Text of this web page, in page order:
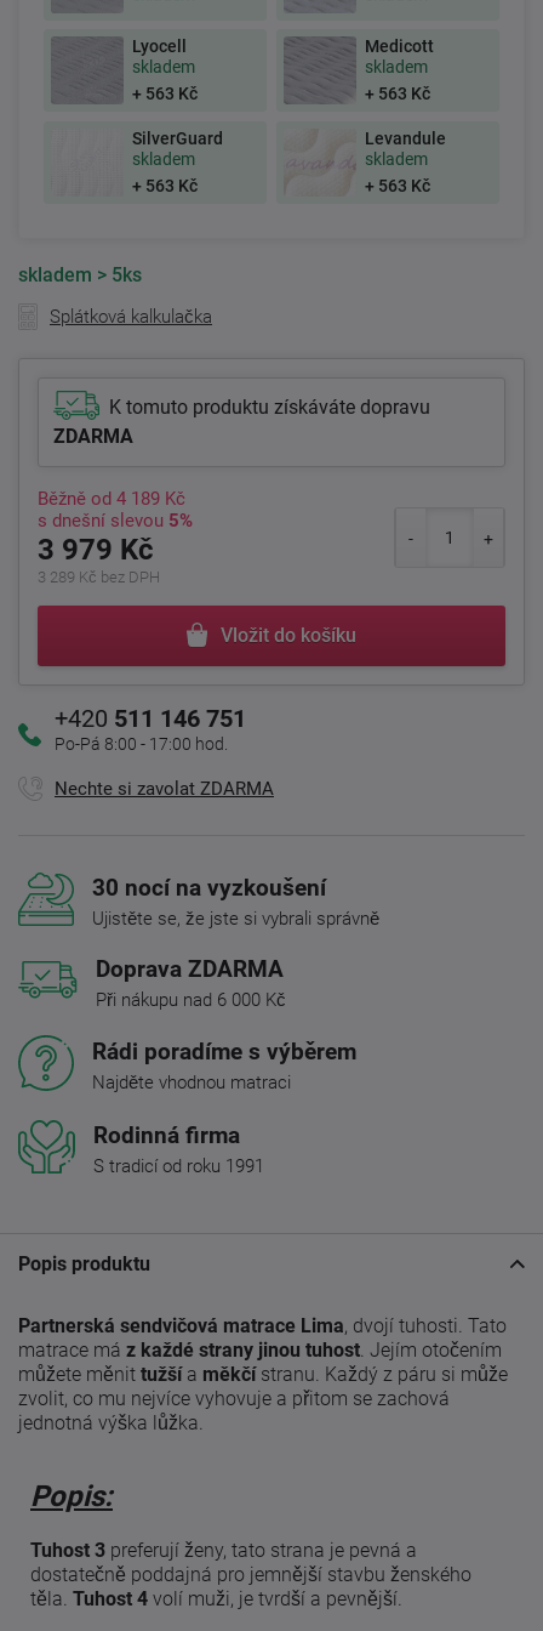
Lyocell
skladem
+ 563 Kč
Medicott
skladem
+ 563 Kč
SilverGuard
skladem
+ 563 Kč
Levandule
skladem
+ 563 Kč
skladem > 5ks
Splátková kalkulačka
K tomuto produktu získáváte dopravu
ZDARMA
Běžně od 4 189 Kč
s dnešní slevou 5%
3 979 Kč
3 289 Kč bez DPH
Vložit do košíku
+420 511 146 751
Po-Pá 8:00 - 17:00 hod.
Nechte si zavolat ZDARMA
30 nocí na vyzkoušení
Ujistěte se, že jste si vybrali správně
Doprava ZDARMA
Při nákupu nad 6 000 Kč
Rádi poradíme s výběrem
Najděte vhodnou matraci
Rodinná firma
S tradicí od roku 1991
Popis produktu
Partnerská sendvičová matrace Lima, dvojí tuhosti. Tato
matrace má z každé strany jinou tuhost . Jejím otočením
můžete měnit tužšía měkčístranu. Každý z páru si může
zvolit, co mu nejvíce vyhovuje a přitom se zachová
jednotná výška lůžka.
Popis:
Tuhost 3 preferují ženy, tato strana je pevná a
dostatečně poddajná pro jemnější stavbu ženského
těla. Tuhost 4 volí muži, je tvrdší a pevnější.